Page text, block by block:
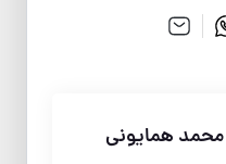
محمد همایونی